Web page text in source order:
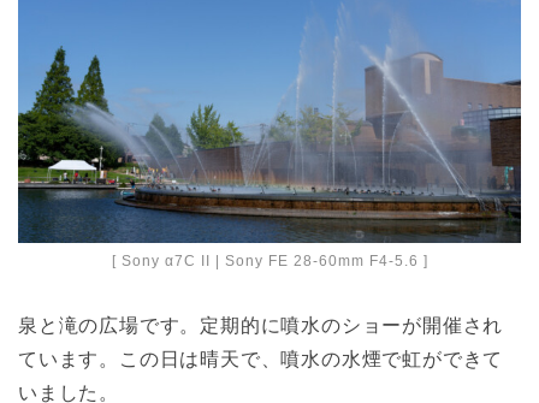
[ Sony α7C II | Sony FE 28-60mm F4-5.6 ]
泉と滝の広場です。定期的に噴水のショーが開催され
ています。この日は晴天で、噴水の水煙で虹ができて
いました。